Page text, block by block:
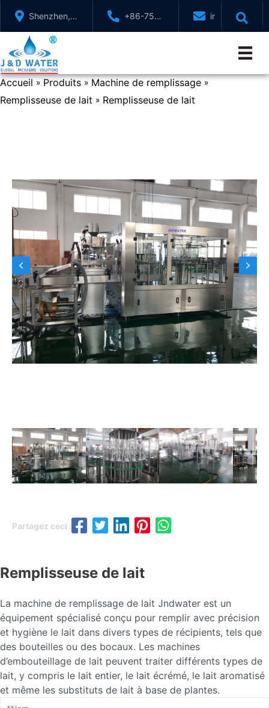
contenu
Shenzhen,
GuangDong,
Chine
+86-755-
88321071
Accueil » Produits » Machine de remplissage »
Remplisseuse de lait » Remplisseuse de lait
Partagez ceci :
Remplisseuse de lait
La machine de remplissage de lait Jndwater est un
équipement spécialisé conçu pour remplir avec précision
et hygiène le lait dans divers types de récipients, tels que
des bouteilles ou des bocaux. Les machines
d’embouteillage de lait peuvent traiter différents types de
lait, y compris le lait entier, le lait écrémé, le lait aromatisé
et même les substituts de lait à base de plantes.